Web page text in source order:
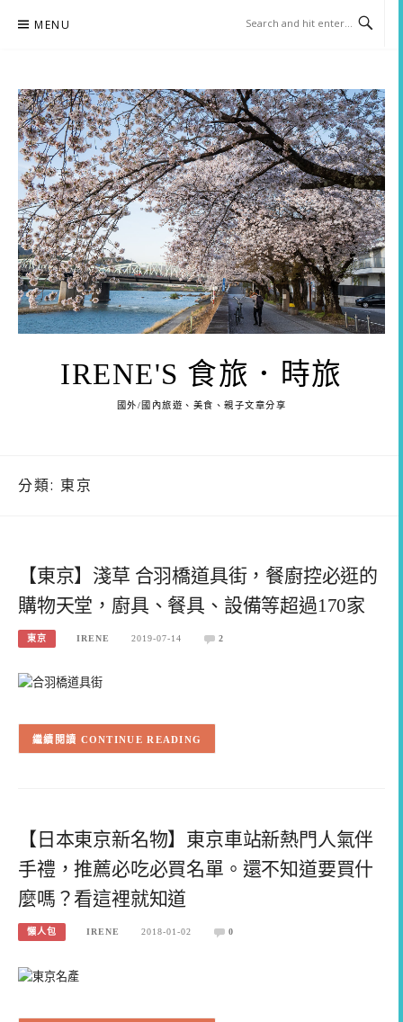
MENU
IRENE'S 食旅．時旅
國外/國內旅遊、美食、親子文章分享
分類: 東京
【東京】淺草 合羽橋道具街，餐廚控必逛的
購物天堂，廚具、餐具、設備等超過170家
東京 IRENE 2019-07-14 2
CONTINUE READING
【日本東京新名物】東京車站新熱門人氣伴
手禮，推薦必吃必買名單。還不知道要買什
麼嗎？看這裡就知道
懶人包 IRENE 2018-01-02 0